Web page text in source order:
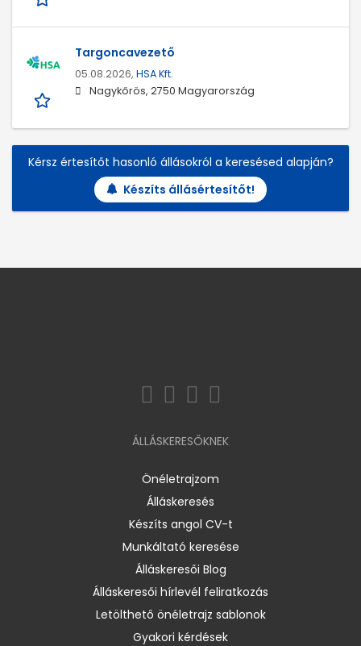
Targoncavezető
05.08.2026, HSA Kft.
Nagykőrös, 2750 Magyarország
Kérsz értesítőt hasonló állásokról a keresésed alapján?
Készíts állásértesítőt!
ÁLLÁSKERESŐKNEK
Önéletrajzom
Álláskeresés
Készíts angol CV-t
Munkáltató keresése
Álláskeresői Blog
Álláskeresői hírlevél feliratkozás
Letölthető önéletrajz sablonok
Gyakori kérdések